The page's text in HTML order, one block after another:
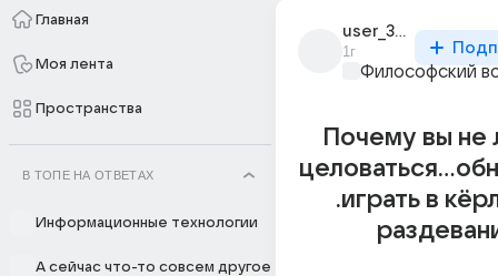
Главная
Моя лента
Пространства
В ТОПЕ НА ОТВЕТАХ
Информационные технологии
А сейчас что-то совсем другое
user_308231144
1г
Философский
Почему вы не
.играть в